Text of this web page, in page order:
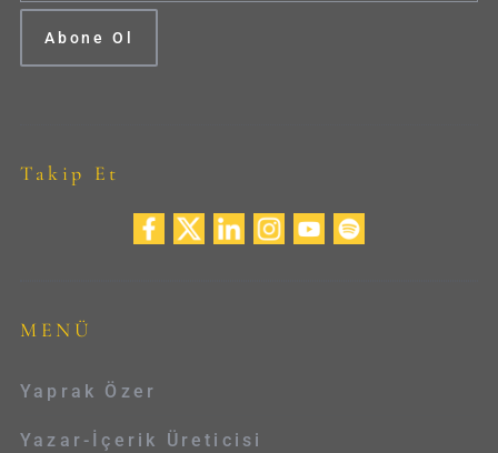
Takip Et
MENÜ
Yaprak Özer
Yazar-İçerik Üreticisi